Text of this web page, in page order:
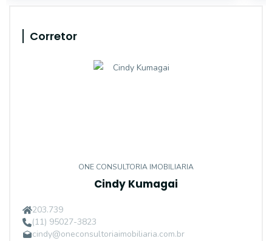
Corretor
ONE CONSULTORIA IMOBILIARIA
Cindy Kumagai
203.739
(11) 95027-3823
cindy@oneconsultoriaimobiliaria.com.br